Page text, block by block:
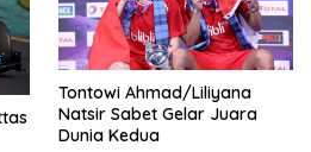
Tontowi Ahmad/Liliyana
Natsir Sabet Gelar Juara
Dunia Kedua